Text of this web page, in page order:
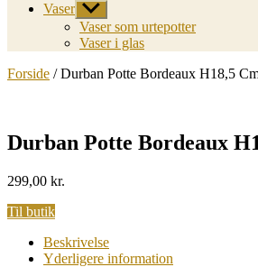
Vaser Vis
undermenu
Vaser som urtepotter
Vaser i glas
Forside / Durban Potte Bordeaux H18,5
Durban Potte Bordeaux
299,00 kr.
Til butik
Beskrivelse
Yderligere information